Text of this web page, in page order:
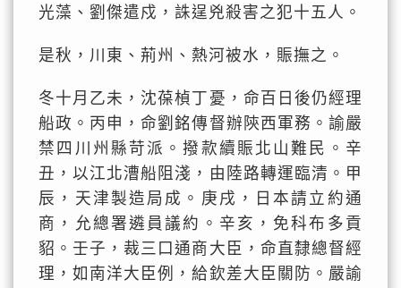
光藻、劉傑遣戍，誅逞兇殺害之犯十五人。
是秋，川東、荊州、熱河被水，賑撫之。
冬十月乙未，沈葆楨丁憂，命百日後仍經理
船政。丙申，命劉銘傳督辦陝西軍務。諭嚴
禁四川州縣苛派。撥款續賑北山難民。辛
丑，以江北漕船阻淺，由陸路轉運臨清。甲
辰，天津製造局成。庚戌，日本請立約通
商，允總署遴員議約。辛亥，免科布多貢
貂。壬子，裁三口通商大臣，命直隸總督經
理，如南洋大臣例，給欽差大臣關防。嚴諭